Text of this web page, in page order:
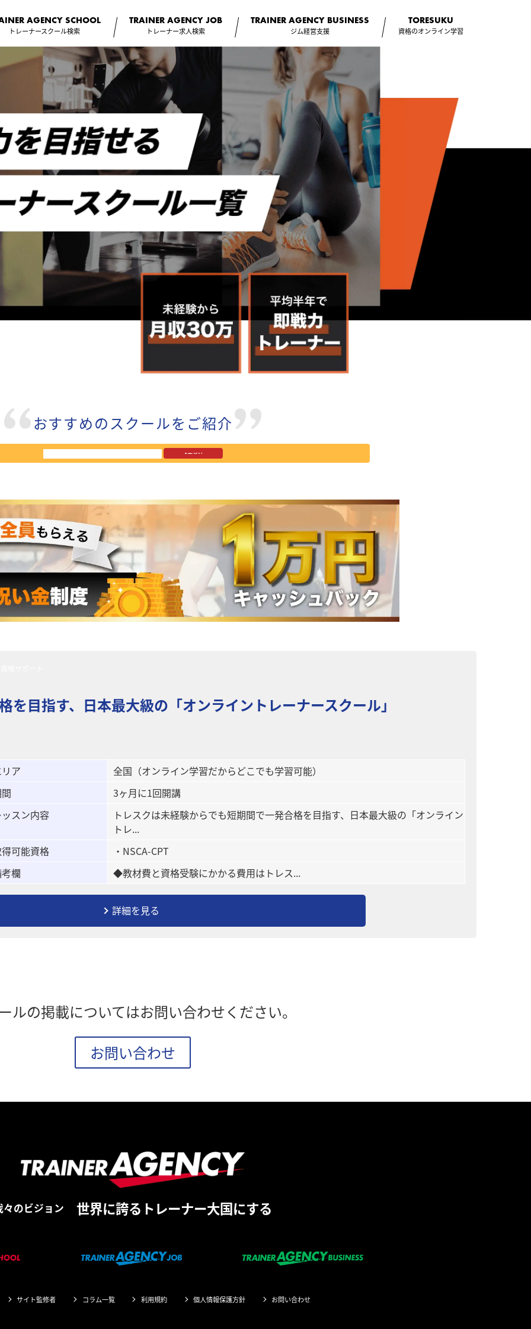
AGENCY SCHOOL
トレーナースクール検索
TRAINER AGENCYJOB
トレーナー求人検索
TRAINER AGENCY BUSINESS
ジム経営支援
TORESUKU
資格のオンライン学習
パーソナルトレーナースクール,認定スクール一覧
おすすめのスクールをご紹介
を目指す、日本最大級の「オンライントレーナースクール」
ア
全国（オンライン学習だからどこでも学習可能）
3ヶ月に1回開講
スン内容
トレスクは未経験からでも短期間で一発合格を目指す、日本最大級の「オンライン
トレ...
可能資格
・NSCA-CPT
欄
◆教材費と資格受験にかかる費用はトレス...
詳細を見る
ルの掲載についてはお問い合わせください。
お問い合わせ
々のビジョン 世界に誇るトレーナー大国にする
サイト監修者 コラム一覧 利用規約 個人情報保護方針 お問い合わせ